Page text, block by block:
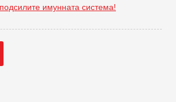
имунната система!